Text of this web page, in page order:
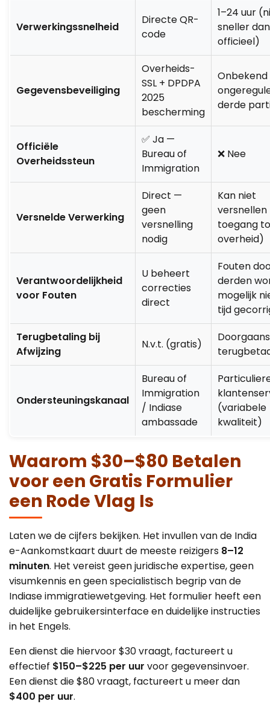
Verwerkingssnelheid
Directe QR-
code
1–24 uur
sneller dan
officieel)
Gegevensbeveiliging
Overheids-
SSL + DPDPA
2025
bescherming
derde
Officiële
Overheidssteun
✅ Ja —
Bureau of
Immigration
❌ Nee
Versnelde Verwerking
Direct —
geen
versnelling
nodig
Kan niet
versnellen
toegang
overheid)
Verantwoordelijkheid
voor Fouten
U beheert
correcties
direct
Fouten
derden
mogelijk
tijd
Terugbetaling bij
Afwijzing
N.v.t. (gratis)
Ondersteuningskanaal
Bureau of
Immigration
/ Indiase
ambassade
(variabele
kwaliteit)
Waarom $30–$80 Betalen
voor een Gratis Formulier
een Rode Vlag Is
Laten we de cijfers bekijken. Het invullen van de India
e-Aankomstkaart duurt de meeste reizigers 8–12
minuten. Het vereist geen juridische expertise, geen
visumkennis en geen specialistisch begrip van de
Indiase immigratiewetgeving. Het formulier heeft een
duidelijke gebruikersinterface en duidelijke instructies
in het Engels.
Een dienst die hiervoor $30 vraagt, factureert u
effectief $150–$225 per uur voor gegevensinvoer.
Een dienst die $80 vraagt, factureert u meer dan
$400 per uur.